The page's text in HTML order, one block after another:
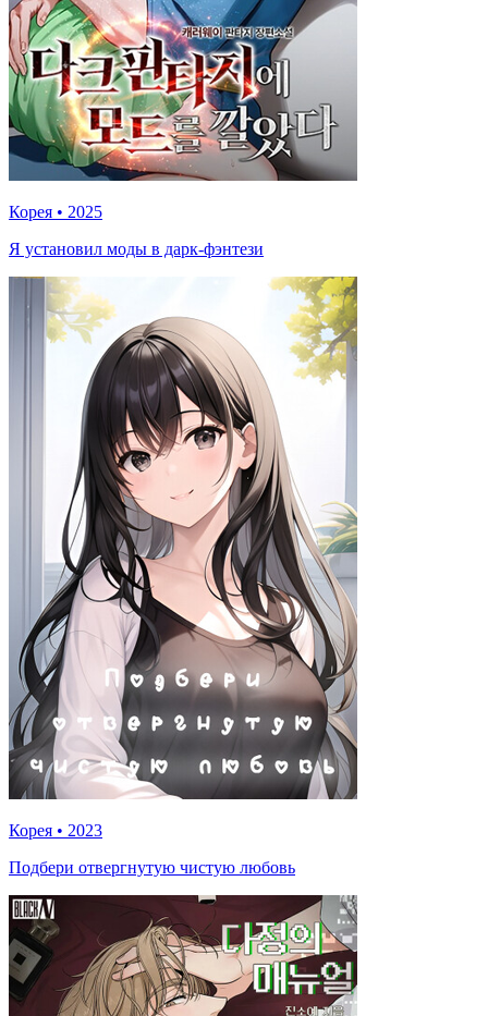
Корея • 2025
Я установил моды в дарк-фэнтези
Корея • 2023
Подбери отвергнутую чистую любовь